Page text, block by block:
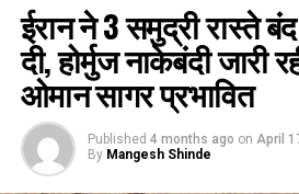
ईरान ने 3 समुद्री रास्ते
दी, होर्मुज नाकेबंदी जारी
ओमान सागर प्रभावित
Published 4 months ago on April
By Mangesh Shinde